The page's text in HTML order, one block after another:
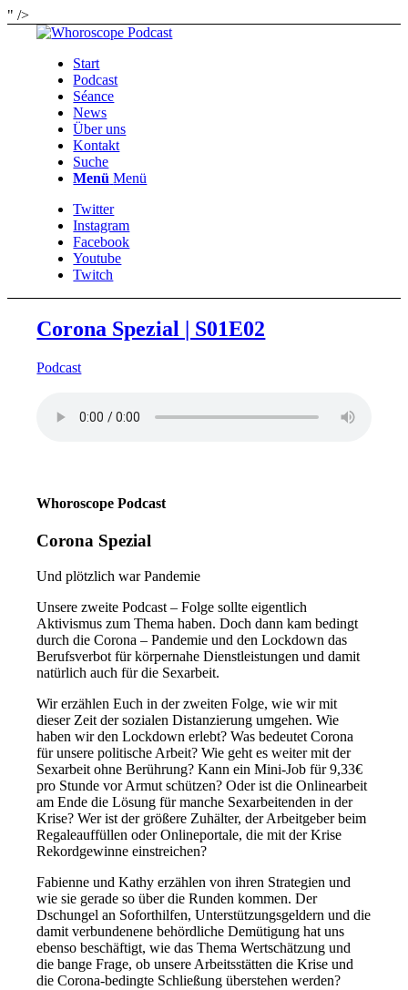
" />
Start
Podcast
Séance
News
Über uns
Kontakt
Suche
Menü Menü
Twitter
Instagram
Facebook
Youtube
Twitch
Corona Spezial | S01E02
Podcast
Whoroscope Podcast
Corona Spezial
Und plötzlich war Pandemie
Unsere zweite Podcast – Folge sollte eigentlich
Aktivismus zum Thema haben. Doch dann kam bedingt
durch die Corona – Pandemie und den Lockdown das
Berufsverbot für körpernahe Dienstleistungen und damit
natürlich auch für die Sexarbeit.
Wir erzählen Euch in der zweiten Folge, wie wir mit
dieser Zeit der sozialen Distanzierung umgehen. Wie
haben wir den Lockdown erlebt? Was bedeutet Corona
für unsere politische Arbeit? Wie geht es weiter mit der
Sexarbeit ohne Berührung? Kann ein Mini-Job für 9,33€
pro Stunde vor Armut schützen? Oder ist die Onlinearbeit
am Ende die Lösung für manche Sexarbeitenden in der
Krise? Wer ist der größere Zuhälter, der Arbeitgeber beim
Regaleauffüllen oder Onlineportale, die mit der Krise
Rekordgewinne einstreichen?
Fabienne und Kathy erzählen von ihren Strategien und
wie sie gerade so über die Runden kommen. Der
Dschungel an Soforthilfen, Unterstützungsgeldern und die
damit verbundenene behördliche Demütigung hat uns
ebenso beschäftigt, wie das Thema Wertschätzung und
die bange Frage, ob unsere Arbeitsstätten die Krise und
die Corona-bedingte Schließung überstehen werden?